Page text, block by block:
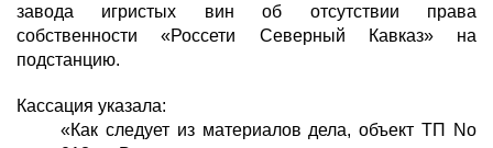
завода игристых вин об отсутствии права
собственности «Россети Северный Кавказ» на
подстанцию.
Кассация указала:
«Как следует из материалов дела, объект ТП No